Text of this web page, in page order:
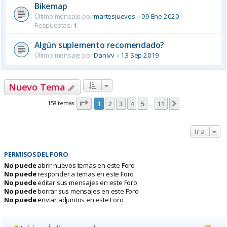
Bikemap
Último mensaje pormartesjueves «09 Ene 2020
Respuestas: 1
Algún suplemento recomendado?
Último mensaje porDanivv « 13 Sep 2019
Nuevo Tema
158 temas Página de 11
1 2 3 4 5 11
Ir a
PERMISOS DEL FORO
No puedeabrir nuevos temas en este Foro
No puederesponder a temas en este Foro
No puedeeditar sus mensajes en este Foro
No puedeborrar sus mensajes en este Foro
No puedeenviar adjuntos en este Foro